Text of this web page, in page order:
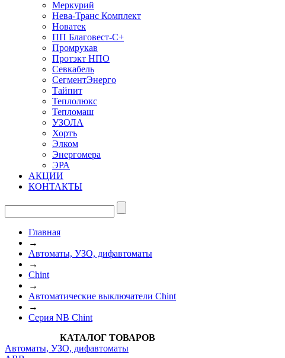
Меркурий
Нева-Транс Комплект
Новатек
ПП Благовест-С+
Промрукав
Протэкт НПО
Севкабель
СегментЭнерго
Тайпит
Теплолюкс
Тепломаш
УЗОЛА
Хортъ
Элком
Энергомера
ЭРА
АКЦИИ
КОНТАКТЫ
Главная
→
Автоматы, УЗО, дифавтоматы
→
Chint
→
Автоматические выключатели Chint
→
Серия NB Chint
КАТАЛОГ ТОВАРОВ
Автоматы, УЗО, дифавтоматы